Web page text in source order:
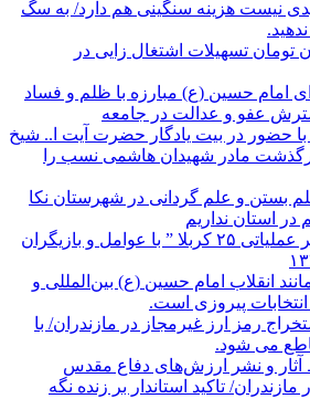
نیست هزینه سنگینی هم دارد/ به سگ
۷۳۵ میلیون تومان تسهیلات اشتغال زایی در
امام حسین (ع) مبارزه با ظلم و فساد
عفو و عدالت در جامعه
با حضور در بیت یادگار حضرت آیت ا.. شیخ
مادر شهیدان هاشمی نسب را
بستن و علم گردانی در شهرستان نکا
استان نداریم
دیدار فرمانده لشکر عملیاتی ۲۵ کربلا ” با عوامل و بازیگران
انقلاب امام حسین (ع) بین‌المللی و
پیروزی است.
استخراج رمز ارز غیرمجاز در مازندران/ با
می شود.
آثار و نشر ارزش‌های دفاع مقدس
مازندران/ تاکید استاندار بر زنده نگه